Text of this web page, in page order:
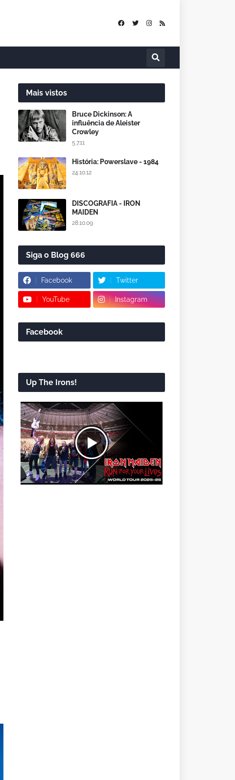
Mais vistos
Bruce Dickinson: A
influência de Aleister
Crowley
5.7.11
História: Powerslave - 1984
24.10.12
DISCOGRAFIA - IRON
MAIDEN
28.10.09
Siga o Blog 666
Facebook Twitter
YouTube Instagram
Facebook
Up The Irons!